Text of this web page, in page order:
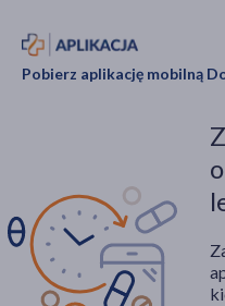
Pobierz aplikację mobilną